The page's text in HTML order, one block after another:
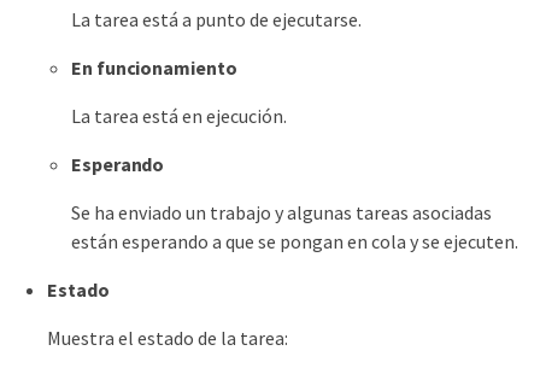
La tarea está a punto de ejecutarse.
En funcionamiento
La tarea está en ejecución.
Esperando
Se ha enviado un trabajo y algunas tareas asociadas
están esperando a que se pongan en cola y se ejecuten.
Estado
Muestra el estado de la tarea: